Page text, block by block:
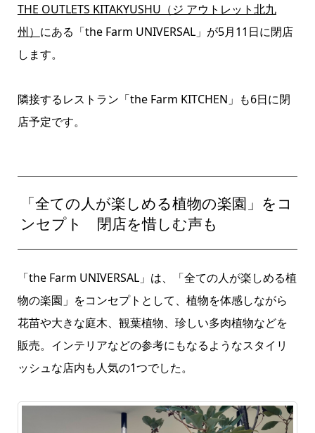
THE OUTLETS KITAKYUSHU（ジ アウトレット北九
州） にある「the Farm UNIVERSAL」が5月11日に閉店
します。
隣接するレストラン「the Farm KITCHEN」も6日に閉
店予定です。
「全ての人が楽しめる植物の楽園」をコ
ンセプト 閉店を惜しむ声も
「the Farm UNIVERSAL」は、「全ての人が楽しめる植
物の楽園」をコンセプトとして、植物を体感しながら
花苗や大きな庭木、観葉植物、珍しい多肉植物などを
販売。インテリアなどの参考にもなるようなスタイリ
ッシュな店内も人気の1つでした。